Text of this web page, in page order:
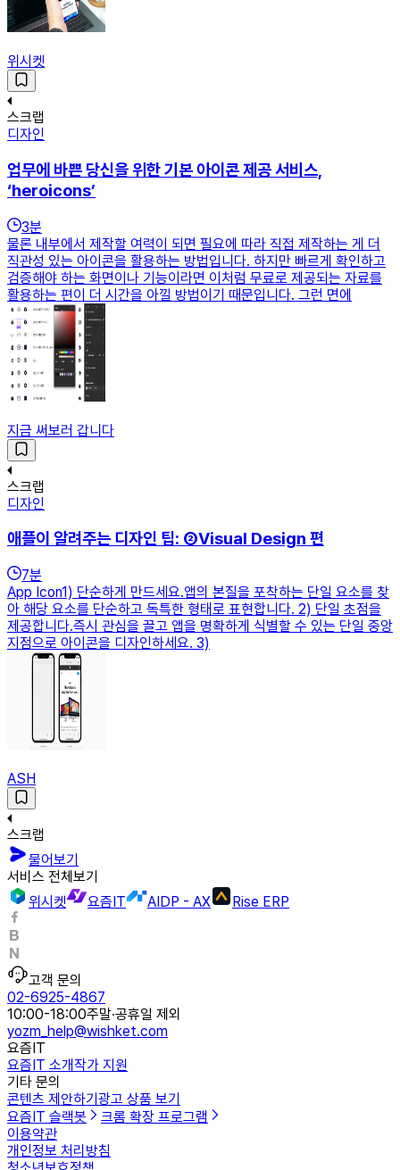
위시켓
스크랩
디자인
업무에 바쁜 당신을 위한 기본 아이콘 제공 서비스,
‘heroicons’
3분
물론 내부에서 제작할 여력이 되면 필요에 따라 직접 제작하는 게 더
직관성 있는 아이콘을 활용하는 방법입니다. 하지만 빠르게 확인하고
검증해야 하는 화면이나 기능이라면 이처럼 무료로 제공되는 자료를
활용하는 편이 더 시간을 아낄 방법이기 때문입니다. 그런 면에
지금 써보러 갑니다
스크랩
디자인
애플이 알려주는 디자인 팁: ②Visual Design 편
7분
App Icon1) 단순하게 만드세요.앱의 본질을 포착하는 단일 요소를 찾
아 해당 요소를 단순하고 독특한 형태로 표현합니다. 2) 단일 초점을
제공합니다.즉시 관심을 끌고 앱을 명확하게 식별할 수 있는 단일 중앙
지점으로 아이콘을 디자인하세요. 3)
ASH
스크랩
물어보기
서비스 전체보기
위시켓
요즘IT AIDP - AX Rise ERP
고객 문의
02-6925-4867
10:00-18:00주말·공휴일 제외
yozm_help@wishket.com
요즘IT
요즘IT 소개작가 지원
기타 문의
콘텐츠 제안하기 광고 상품 보기
요즘IT 슬랙봇
크롬 확장 프로그램
이용약관
개인정보 처리방침